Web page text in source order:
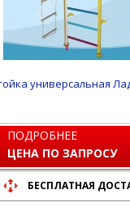
универсальная
ПОДРОБНЕЕ
ЦЕНА ПО ЗАПРОСУ
БЕСПЛАТНАЯ